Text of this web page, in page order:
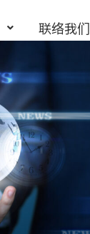
联络我们